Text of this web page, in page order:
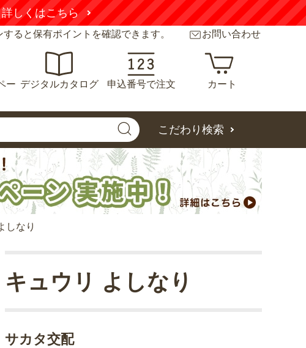
詳しくはこちら
ると保有ポイントを確認できます。 お問い合わせ
ー デジタルカタログ 申込番号で注文 カート
こだわり検索
しなり
サカタ交配
キュウリ よしなり